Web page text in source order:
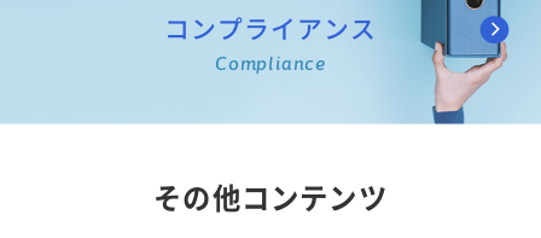
コンプライアンス
Compliance
その他コンテンツ